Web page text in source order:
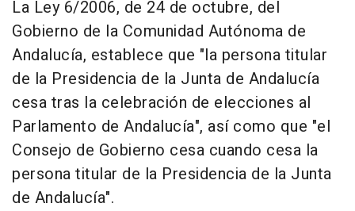
La Ley 6/2006, de 24 de octubre, del
Gobierno de la Comunidad Autónoma de
Andalucía, establece que "la persona titular
de la Presidencia de la Junta de Andalucía
cesa tras la celebración de elecciones al
Parlamento de Andalucía", así como que "el
Consejo de Gobierno cesa cuando cesa la
persona titular de la Presidencia de la Junta
de Andalucía".